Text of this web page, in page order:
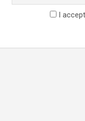
I